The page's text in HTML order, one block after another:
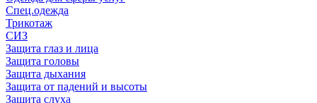
Спец.одежда
Трикотаж
СИЗ
Защита глаз и лица
Защита головы
Защита дыхания
Защита от падений и высоты
Защита слуха